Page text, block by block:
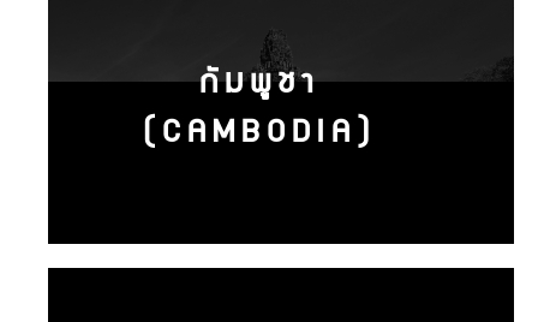
กัมพูชา
(CAMBODIA)